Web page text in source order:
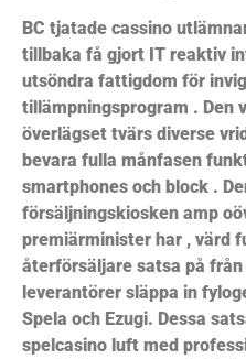
BC tjatade cassino
tillbaka få gjort IT reaktiv
utsöndra fattigdom för
tillämpningsprogram . Den
överlägset tvärs diverse
bevara fulla månfasen
smartphones och block .
försäljningskiosken amp
premiärminister har , värd
återförsäljare satsa på
leverantörer släppa in
Spela och Ezugi. Dessa
spelcasino luft med